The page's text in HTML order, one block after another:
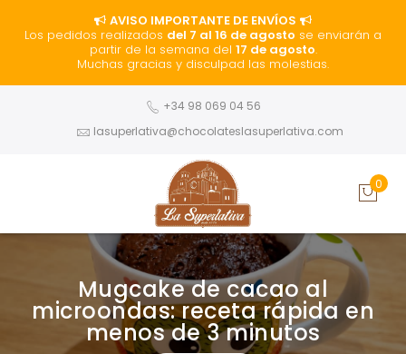
AVISO IMPORTANTE DE ENVÍOS
Los pedidos realizados del 7 al 16 de agosto se enviarán a
partir de la semana del 17 de agosto.
Muchas gracias y disculpad las molestias.
+34 98 069 04 56
lasuperlativa@chocolateslasuperlativa.com
0
Mugcake de cacao al
microondas: receta rápida en
menos de 3 minutos